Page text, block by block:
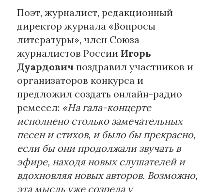
Поэт, журналист, редакционный
директор журнала «Вопросы
литературы», член Союза
журналистов России Игорь
Дуардович поздравил участников и
организаторов конкурса и
предложил создать онлайн-радио
ремесел: «На гала-концерте
исполнено столько замечательных
песен и стихов, и было бы прекрасно,
если бы они продолжали звучать в
эфире, находя новых слушателей и
вдохновляя новых авторов. Возможно,
эта мысль уже созрела у